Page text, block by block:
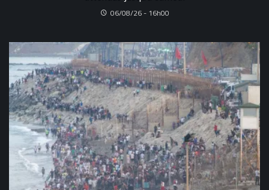
06/08/26 - 16h00